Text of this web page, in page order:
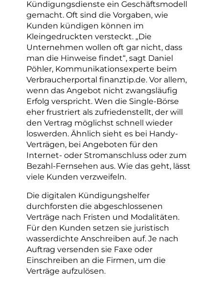
Kündigungsdienste ein Geschäftsmodell
gemacht. Oft sind die Vorgaben, wie
Kunden kündigen können im
Kleingedruckten versteckt. „Die
Unternehmen wollen oft gar nicht, dass
man die Hinweise findet“, sagt Daniel
Pöhler, Kommunikationsexperte beim
Verbraucherportal finanztip.de. Vor allem,
wenn das Angebot nicht zwangsläufig
Erfolg verspricht. Wen die Single-Börse
eher frustriert als zufriedenstellt, der will
den Vertrag möglichst schnell wieder
loswerden. Ähnlich sieht es bei Handy-
Verträgen, bei Angeboten für den
Internet- oder Stromanschluss oder zum
Bezahl-Fernsehen aus. Wie das geht, lässt
viele Kunden verzweifeln.
Die digitalen Kündigungshelfer
durchforsten die abgeschlossenen
Verträge nach Fristen und Modalitäten.
Für den Kunden setzen sie juristisch
wasserdichte Anschreiben auf. Je nach
Auftrag versenden sie Faxe oder
Einschreiben an die Firmen, um die
Verträge aufzulösen.